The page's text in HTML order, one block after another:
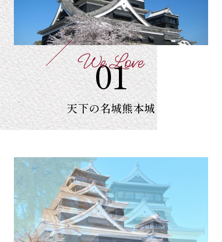
01
We Love
天下の名城熊本城